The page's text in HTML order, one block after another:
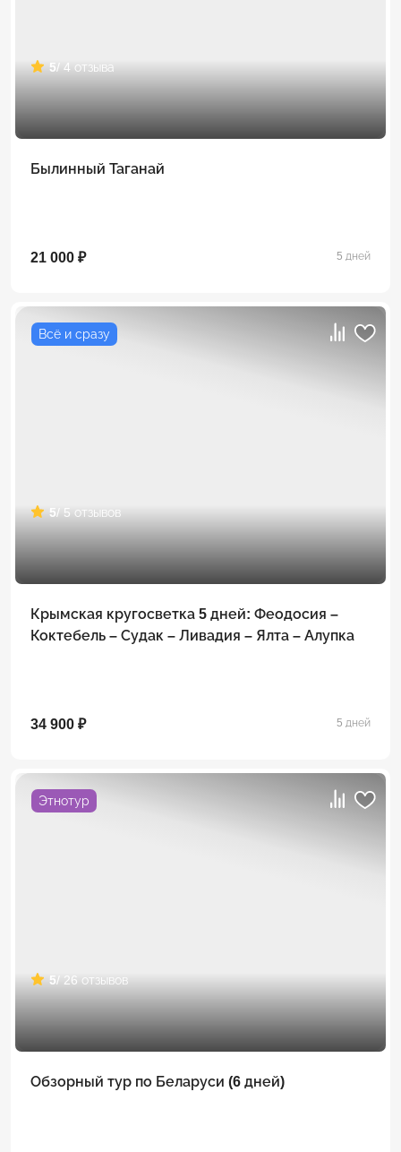
5/ 4 отзыва
Былинный Таганай
21 000 ₽ 5 дней
Всё и сразу
5/ 5 отзывов
Крымская кругосветка 5 дней: Феодосия –
Коктебель – Судак – Ливадия – Ялта – Алупка
34 900 ₽ 5 дней
Этнотур
5/ 26 отзывов
Обзорный тур по Беларуси (6 дней)